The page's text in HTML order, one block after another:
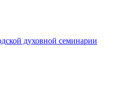
духовной семинарии